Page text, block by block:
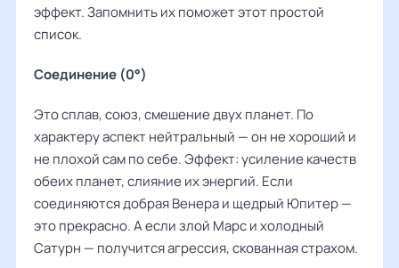
эффект. Запомнить их поможет этот простой
список.
Соединение (0°)
Это сплав, союз, смешение двух планет. По
характеру аспект нейтральный — он не хороший и
не плохой сам по себе. Эффект: усиление качеств
обеих планет, слияние их энергий. Если
соединяются добрая Венера и щедрый Юпитер —
это прекрасно. А если злой Марс и холодный
Сатурн — получится агрессия, скованная страхом.